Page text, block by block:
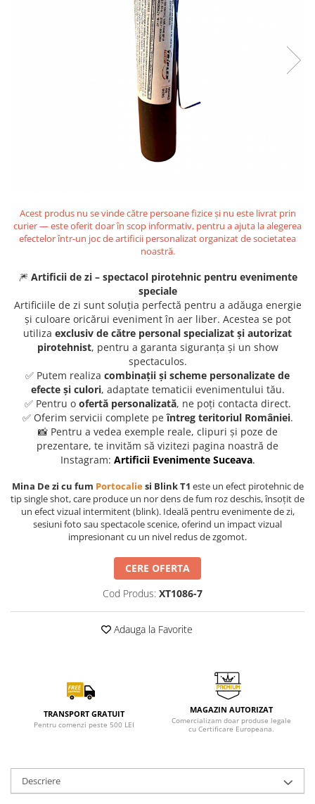
Acest produs nu se vinde către persoane fizice și nu este livrat prin
curier — este oferit doar în scop informativ, pentru a ajuta la alegerea
efectelor într-un joc de artificii personalizat organizat de societatea
noastră.
🎆 Artificii de zi – spectacol pirotehnic pentru evenimente
speciale
Artificiile de zi sunt soluția perfectă pentru a adăuga energie
și culoare oricărui eveniment în aer liber. Acestea se pot
utiliza exclusiv de către personal specializat și autorizat
pirotehnist, pentru a garanta siguranța și un show
spectaculos.
✅ Putem realiza combinații și scheme personalizate de
efecte și culori, adaptate tematicii evenimentului tău.
✅ Pentru o ofertă personalizată, ne poți contacta direct.
✅ Oferim servicii complete peîntreg teritoriul României.
📸 Pentru a vedea exemple reale, clipuri și poze de
prezentare, te invităm să vizitezi pagina noastră de
Instagram: Artificii Evenimente Suceava.
Mina De zi cu fum Portocaliesi Blink T1 este un efect pirotehnic de
tip single shot, care produce un nor dens de fum roz deschis, însoțit de
un efect vizual intermitent (blink). Ideală pentru evenimente de zi,
sesiuni foto sau spectacole scenice, oferind un impact vizual
impresionant cu un nivel redus de zgomot.
CERE OFERTA
Cod Produs: XT1086-7
Adauga la Favorite
TRANSPORT GRATUIT
Pentru comenzi peste 500 LEI
MAGAZIN AUTORIZAT
Comercializam doar produse legale
cu Certificare Europeana.
Descriere